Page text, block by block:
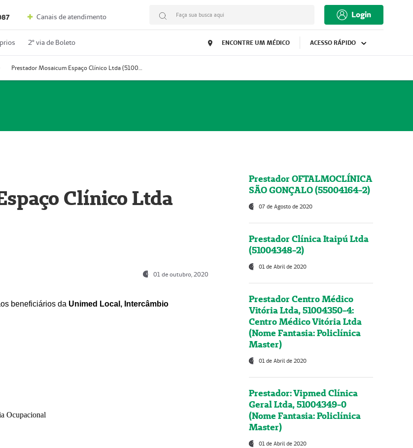
Canais de atendimento Faça sua busca aqui Login
2º via de Boleto ENCONTRE UM MÉDICO ACESSO RÁPIDO
Prestador Mosaicum Espaço Clínico Ltda (51004352-0)
Clínico Ltda
01 de outubro, 2020
beneficiários da Unimed Local, Intercâmbio
Ocupacional
Prestador OFTALMOCLÍNICA
SÃO GONÇALO (55004164-2)
07 de Agosto de 2020
Prestador Clínica Itaipú Ltda
(51004348-2)
01 de Abril de 2020
Prestador Centro Médico
Vitória Ltda, 51004350-4:
Centro Médico Vitória Ltda
(Nome Fantasia: Policlínica
Master)
01 de Abril de 2020
Prestador: Vipmed Clínica
Geral Ltda, 51004349-0
(Nome Fantasia: Policlínica
Master)
01 de Abril de 2020